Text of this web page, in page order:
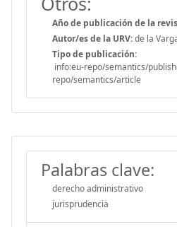
Año de publicación de la
Autor/es de la URV:de la
Tipo de publicación:
info:eu-repo/semantics/
repo/semantics/article
Palabras clave:
derecho administrativo
jurisprudencia